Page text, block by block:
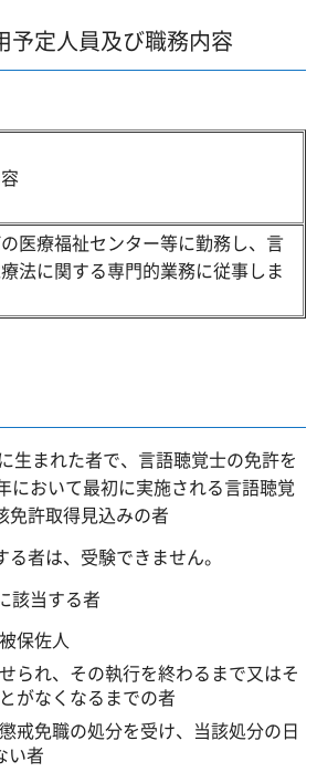
予定人員及び職務内容
医療福祉センター等に勤務し、言
法に関する専門的業務に従事しま
生まれた者で、言語聴覚士の免許を
において最初に実施される言語聴覚
免許取得見込みの者
者は、受験できません。
該当する者
保佐人
られ、その執行を終わるまで又はそ
がなくなるまでの者
戒免職の処分を受け、当該処分の日
い者